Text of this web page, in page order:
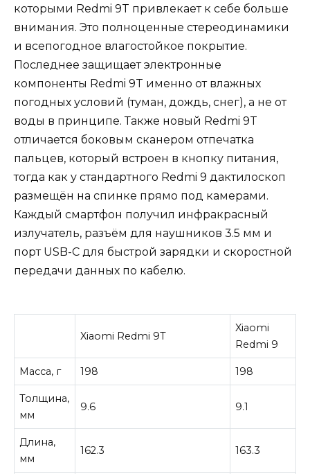
которыми Redmi 9T привлекает к себе больше
внимания. Это полноценные стереодинамики
и всепогодное влагостойкое покрытие.
Последнее защищает электронные
компоненты Redmi 9T именно от влажных
погодных условий (туман, дождь, снег), а не от
воды в принципе. Также новый Redmi 9T
отличается боковым сканером отпечатка
пальцев, который встроен в кнопку питания,
тогда как у стандартного Redmi 9 дактилоскоп
размещён на спинке прямо под камерами.
Каждый смартфон получил инфракрасный
излучатель, разъём для наушников 3.5 мм и
порт USB-C для быстрой зарядки и скоростной
передачи данных по кабелю.
Xiaomi Redmi 9T
Xiaomi
Redmi 9
Масса, г 198 198
Толщина,
мм
9.6 9.1
Длина,
мм
162.3 163.3